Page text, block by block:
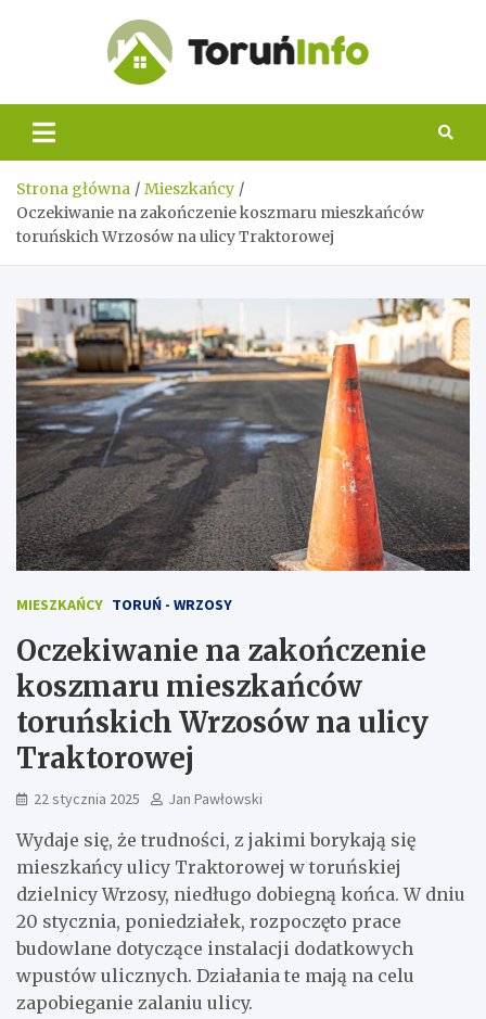
Info
Strona główna
Mieszkańcy
Oczekiwanie na zakończenie koszmaru mieszkańców
toruńskich Wrzosów na ulicy Traktorowej
MIESZKAŃCY TORUŃ - WRZOSY
Oczekiwanie na zakończenie
koszmaru mieszkańców
toruńskich Wrzosów na ulicy
Traktorowej
22 stycznia 2025 Jan Pawłowski
Wydaje się, że trudności, z jakimi borykają się
mieszkańcy ulicy Traktorowej w toruńskiej
dzielnicy Wrzosy, niedługo dobiegną końca. W dniu
20 stycznia, poniedziałek, rozpoczęto prace
budowlane dotyczące instalacji dodatkowych
wpustów ulicznych. Działania te mają na celu
zapobieganie zalaniu ulicy.